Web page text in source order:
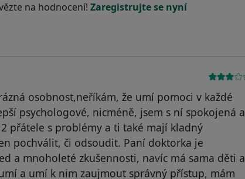
na hodnocení! Zaregistrujte se nyní
osobnost,neříkám, že umí pomoci v každé
psychologové, nicméně, jsem s ní spokojená a
přátele s problémy a ti také mají kladný
pochválit, či odsoudit. Paní doktorka je
a mnoholeté zkušennosti, navíc má sama děti a
a umí k nim zaujmout správný přístup, mám